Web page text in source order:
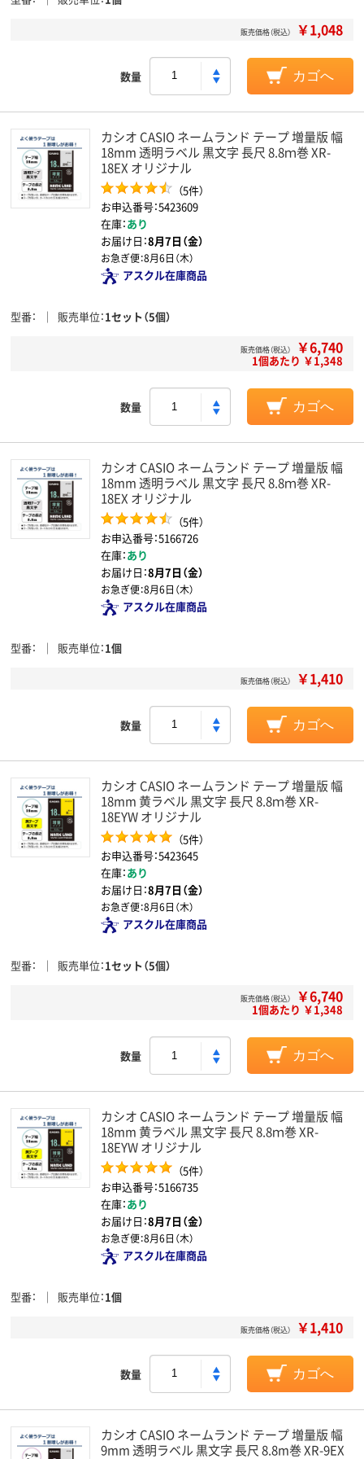
販売価格（税込） ￥1,048
数量 カゴへ
カシオ CASIO ネームランド テープ 増量版 幅
18mm 透明ラベル 黒文字 長尺 8.8ｍ巻 XR-
18EX オリジナル
（5件）
お申込番号：5423609
在庫：あり
お届け日：8月7日（金）
お急ぎ便：8月6日（木）
アスクル在庫商品
型番 販売単位 1セット（5個）
販売価格（税込） ￥6,740
1個あたり ￥1,348
数量 カゴへ
カシオ CASIO ネームランド テープ 増量版 幅
18mm 透明ラベル 黒文字 長尺 8.8ｍ巻 XR-
18EX オリジナル
（5件）
お申込番号：5166726
在庫：あり
お届け日：8月7日（金）
お急ぎ便：8月6日（木）
アスクル在庫商品
型番 販売単位 1個
販売価格（税込） ￥1,410
数量 カゴへ
カシオ CASIO ネームランド テープ 増量版 幅
18mm 黄ラベル 黒文字 長尺 8.8ｍ巻 XR-
18EYW オリジナル
（5件）
お申込番号：5423645
在庫：あり
お届け日：8月7日（金）
お急ぎ便：8月6日（木）
アスクル在庫商品
型番 販売単位 1セット（5個）
販売価格（税込） ￥6,740
1個あたり ￥1,348
数量 カゴへ
カシオ CASIO ネームランド テープ 増量版 幅
18mm 黄ラベル 黒文字 長尺 8.8ｍ巻 XR-
18EYW オリジナル
（5件）
お申込番号：5166735
在庫：あり
お届け日：8月7日（金）
お急ぎ便：8月6日（木）
アスクル在庫商品
型番 販売単位 1個
販売価格（税込） ￥1,410
数量 カゴへ
カシオ CASIO ネームランド テープ 増量版 幅
9mm 透明ラベル 黒文字 長尺 8.8m巻 XR-9EX